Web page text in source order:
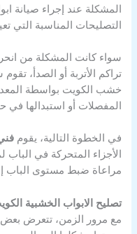
المشكلة عند إجراء صيانة
التصليحات المناسبة التي
سواء كانت المشكلة من
تراكم الأتربة أو الصدأ،
خشب الكويت بواسطة
المفصلات أو استبدالها في
في الخطوة التالية، يقوم
الأجزاء المتحركة في الباب
مراعاة ضبط مستوى الباب
تصليح الابواب الخشبية
مع مرور الزمن، تتعرض بعض